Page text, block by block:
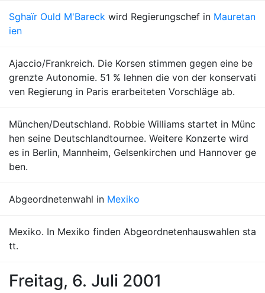
Sghaïr Ould M'Bareck wird Regierungschef in Mauretan
ien
Ajaccio/Frankreich. Die Korsen stimmen gegen eine be
grenzte Autonomie. 51 % lehnen die von der konservati
ven Regierung in Paris erarbeiteten Vorschläge ab.
München/Deutschland. Robbie Williams startet in Münc
hen seine Deutschlandtournee. Weitere Konzerte wird
es in Berlin, Mannheim, Gelsenkirchen und Hannover ge
ben.
Abgeordnetenwahl in Mexiko
Mexiko. In Mexiko finden Abgeordnetenhauswahlen sta
tt.
Freitag, 6. Juli 2001